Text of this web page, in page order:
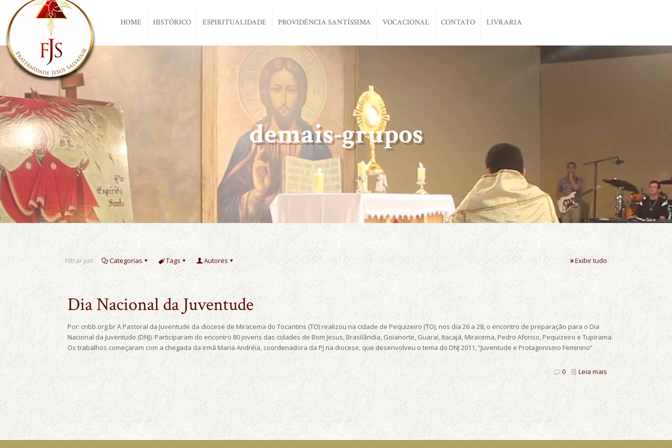
HOME HISTÓRICO ESPIRITUALIDADE PROVIDÊNCIA SANTÍSSIMA VOCACIONAL CONTATO LIVRARIA
demais-grupos
Filtrar por Categorias Tags Autores Exibir tudo
Dia Nacional da Juventude
Por: cnbb.org.br A Pastoral da Juventude da diocese de Miracema do Tocantins (TO) realizou na cidade de Pequizeiro (TO), nos dia 26 a 28, o encontro de preparação para o Dia
Nacional da Juventude (DNJ). Participaram do encontro 80 jovens das cidades de Bom Jesus, Brasilândia, Goianorte, Guaraí, Itacajá, Miracema, Pedro Afonso, Pequizeiro e Tupirama.
Os trabalhos começaram com a chegada da irmã Maria Andréia, coordenadora da PJ na diocese, que desenvolveu o tema do DNJ 2011, “Juventude e Protagonismo Feminino”
0 Leia mais